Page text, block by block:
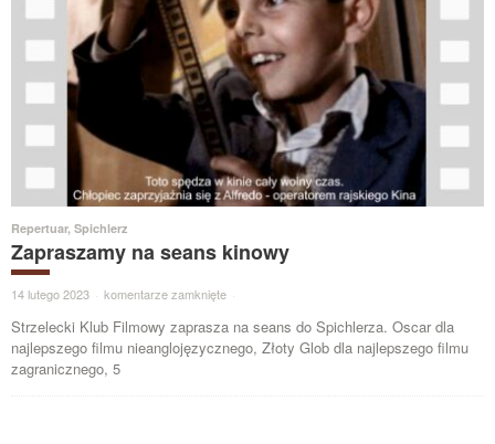
Repertuar, Spichlerz
Zapraszamy na seans kinowy
14 lutego 2023 · komentarze zamknięte ·
Strzelecki Klub Filmowy zaprasza na seans do Spichlerza. Oscar dla
najlepszego filmu nieanglojęzycznego, Złoty Glob dla najlepszego filmu
zagranicznego, 5